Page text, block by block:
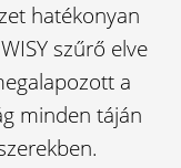
hatékonyan
szűrő elve
a
minden táján